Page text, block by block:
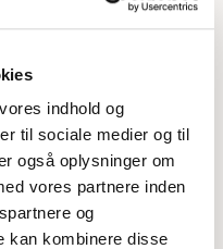
indhold og
til sociale medier og til
også oplysninger om
vores partnere inden
og
kan kombinere disse